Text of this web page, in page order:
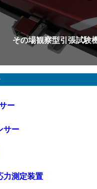
その場観察型引張試験
ー
サー
力測定装置